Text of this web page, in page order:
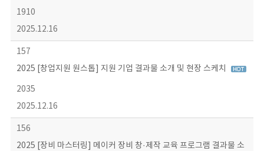
1910
2025.12.16
157
2025 [창업지원 원스톱] 지원 기업 결과물 소개 및 현장 스케치
2035
2025.12.16
156
2025 [장비 마스터링] 메이커 장비 창·제작 교육 프로그램 결과물 소